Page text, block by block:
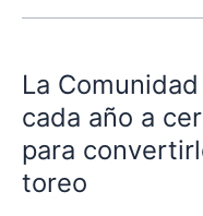
La
cada año a
para
toreo
de
Madrid
cada
año